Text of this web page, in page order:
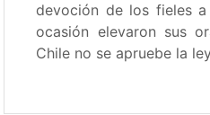
devoción de los fieles
ocasión elevaron sus
Chile no se apruebe la